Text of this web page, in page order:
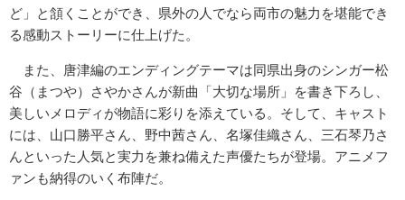
ど」と頷くことができ、県外の人でなら両市の魅力を堪能でき
る感動ストーリーに仕上げた。
また、唐津編のエンディングテーマは同県出身のシンガー松
谷（まつや）さやかさんが新曲「大切な場所」を書き下ろし、
美しいメロディが物語に彩りを添えている。そして、キャスト
には、山口勝平さん、野中茜さん、名塚佳織さん、三石琴乃さ
んといった人気と実力を兼ね備えた声優たちが登場。アニメフ
ァンも納得のいく布陣だ。